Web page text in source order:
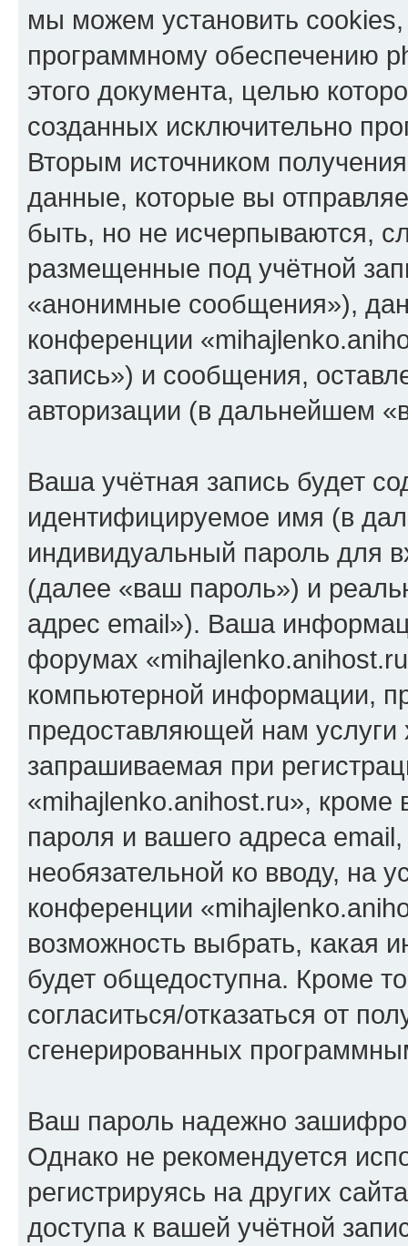
мы можем установить
программному обеспечению
этого документа, целью
созданных исключительно
Вторым источником
данные, которые вы
быть, но не исчерпываются,
размещенные под учётной
«анонимные сообщения»),
конференции
запись») и сообщения,
авторизации (в дальнейшем
Ваша учётная запись будет
идентифицируемое имя (в
индивидуальный пароль для
(далее «ваш пароль») и
адрес email»). Ваша
форумах
компьютерной информации,
предоставляющей нам
запрашиваемая при
«mihajlenko.anihost.ru», кроме
пароля и вашего адреса
необязательной ко вводу, на
конференции
возможность выбрать, какая
будет общедоступна. Кроме
согласиться/отказаться от
сгенерированных
Ваш пароль надежно
Однако не рекомендуется
регистрируясь на других
доступа к вашей учётной